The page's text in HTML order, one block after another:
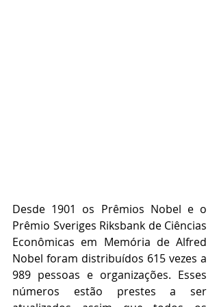
Desde 1901 os Prêmios Nobel e o
Prêmio Sveriges Riksbank de Ciências
Econômicas em Memória de Alfred
Nobel foram distribuídos 615 vezes a
989 pessoas e organizações. Esses
números estão prestes a ser